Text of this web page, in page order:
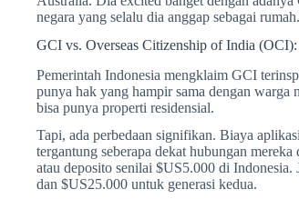
negara yang selalu dia anggap sebagai rumah.
GCI vs. Overseas Citizenship of India
Pemerintah Indonesia mengklaim GCI
punya hak yang hampir sama dengan
bisa punya properti residensial.
Tapi, ada perbedaan signifikan. Biaya
tergantung seberapa dekat hubungan
atau deposito senilai $US5.000 di
dan $US25.000 untuk generasi kedua.